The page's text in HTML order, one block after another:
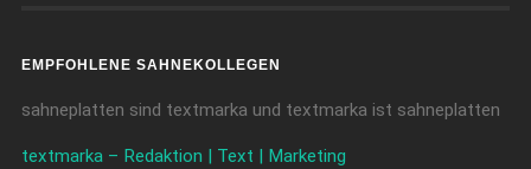
EMPFOHLENE SAHNEKOLLEGEN
sahneplatten sind textmarka und textmarka ist sahneplatten
textmarka – Redaktion | Text | Marketing